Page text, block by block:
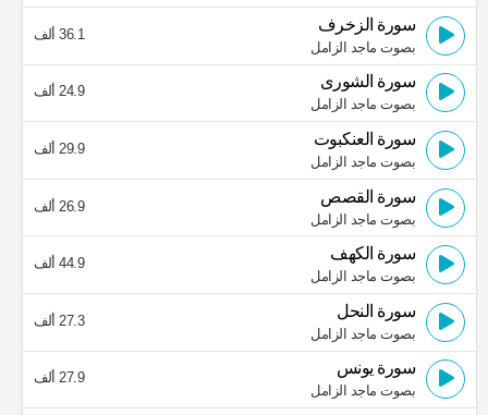
سورة الزخرف
بصوت ماجد الزامل
36.1 ألف
سورة الشورى
بصوت ماجد الزامل
24.9 ألف
سورة العنكبوت
بصوت ماجد الزامل
29.9 ألف
سورة القصص
بصوت ماجد الزامل
26.9 ألف
سورة الكهف
بصوت ماجد الزامل
44.9 ألف
سورة النحل
بصوت ماجد الزامل
27.3 ألف
سورة يونس
بصوت ماجد الزامل
27.9 ألف